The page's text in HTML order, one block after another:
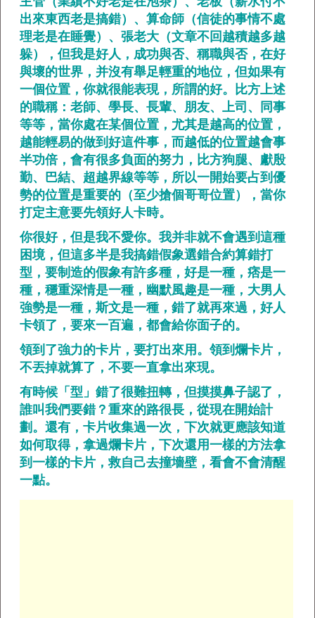
出來東西老是搞錯）、算命師（信徒的事情不處
理老是在睡覺）、張老大（文章不回越積越多越
躲），但我是好人，成功與否、稱職與否，在好
與壞的世界，并沒有舉足輕重的地位，但如果有
一個位置，你就很能表現，所謂的好。比方上述
的職稱：老師、學長、長輩、朋友、上司、同事
等等，當你處在某個位置，尤其是越高的位置，
越能輕易的做到好這件事，而越低的位置越會事
半功倍，會有很多負面的努力，比方狗腿、獻殷
勤、巴結、超越界線等等，所以一開始要占到優
勢的位置是重要的（至少搶個哥哥位置），當你
打定主意要先領好人卡時。
你很好，但是我不愛你。我并非就不會遇到這種
困境，但這多半是我搞錯假象選錯合約算錯打
型，要制造的假象有許多種，好是一種，痞是一
種，穩重深情是一種，幽默風趣是一種，大男人
強勢是一種，斯文是一種，錯了就再來過，好人
卡領了，要來一百遍，都會給你面子的。
領到了強力的卡片，要打出來用。領到爛卡片，
不丟掉就算了，不要一直拿出來現。
有時候「型」錯了很難扭轉，但摸摸鼻子認了，
誰叫我們要錯？重來的路很長，從現在開始計
劃。還有，卡片收集過一次，下次就更應該知道
如何取得，拿過爛卡片，下次還用一樣的方法拿
到一樣的卡片，救自己去撞墻壁，看會不會清醒
一點。